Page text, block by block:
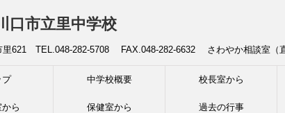
口市立里中学校
里621 TEL.048-282-5708 FAX.048-282-6632 さわやか相談室（
プ 中学校概要 校長室から
ら 保健室から 過去の行事